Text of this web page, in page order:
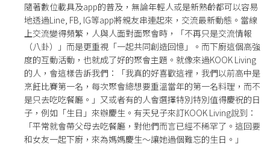
隨著數位載具及app的普及，無論年輕人或是新熟齡都可以容易
地透過Line, FB, IG等app將親友串連起來，交流最新動態。當線
上交流變得頻繁，人與人面對面聚會時，「不再只是交流情報
（八卦）」而是更重視「一起共同創造回憶」。而下廚這個高強
度的互動活動，也就成了好的聚會主題。就像來過KOOK Living
的人，會這樣告訴我們：「我真的好喜歡這裡，我們以前高中是
烹飪比賽第一名，每次聚會總想要重溫當年的第一名料理，而不
是只去吃吃餐廳。」又或者有的人會選擇特別特別值得慶祝的日
子，例如「生日」來辦慶生。有天兒子來訂KOOK Living說到：
「平常就會帶父母去吃餐廳，對他們而言已經不稀罕了。這回要
和女友一起下廚，來為媽媽慶生～讓她過個難忘的生日。」